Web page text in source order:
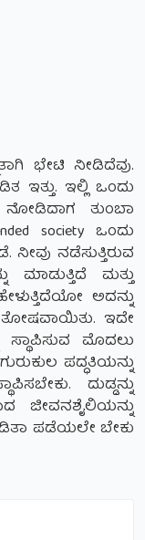
ಭೇಟಿ ನೀಡಿದೆವು.
ಇತ್ತು. ಇಲ್ಲಿ ಒಂದು
ನೋಡಿದಾಗ ತುಂಬಾ
society ಒಂದು
ನಡೆಸುತ್ತಿರುವ
ಮಾಡುತ್ತಿದೆ ಮತ್ತು
ಅದನ್ನು
ಇದೇ
ಮೊದಲು
ಪದ್ಧತಿಯನ್ನು
ದುಡ್ಡನ್ನು
ಜೀವನಶೈಲಿಯನ್ನು
ಪಡೆಯಲೇ ಬೇಕು